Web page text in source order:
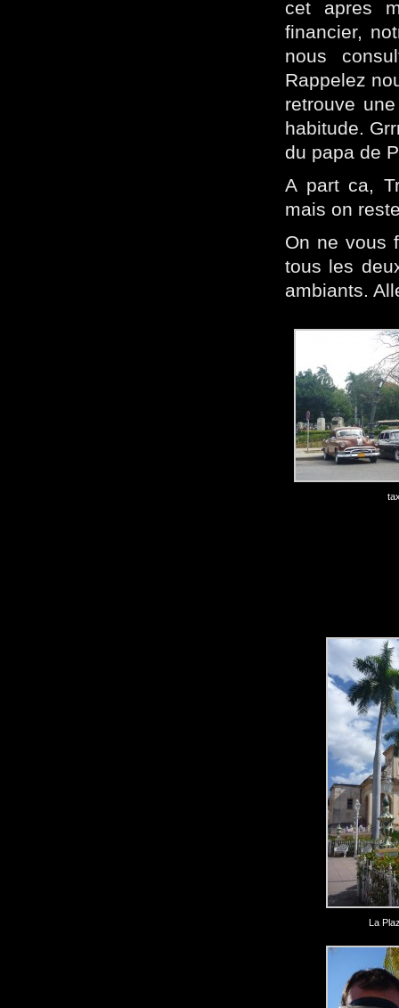
cet apres
financier,
nous
Rappelez
retrouve
habitude.
du papa de
A part ca,
mais on
On ne vous
tous les
ambiants.
La